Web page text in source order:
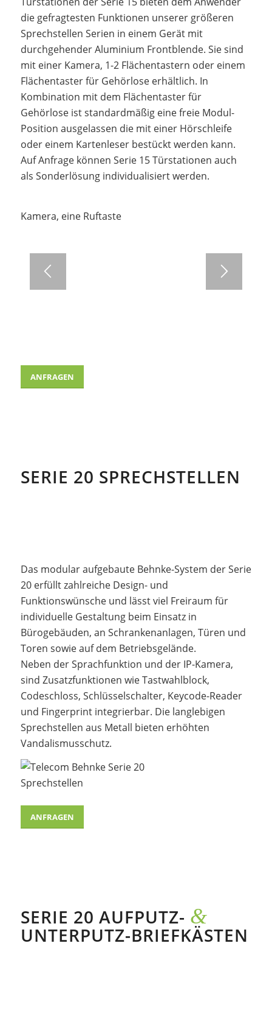
die gefragtesten Funktionen unserer größeren
Sprechstellen Serien in einem Gerät mit
durchgehender Aluminium Frontblende. Sie sind
mit einer Kamera, 1-2 Flächentastern oder einem
Flächentaster für Gehörlose erhältlich. In
Kombination mit dem Flächentaster für
Gehörlose ist standardmäßig eine freie Modul-
Position ausgelassen die mit einer Hörschleife
oder einem Kartenleser bestückt werden kann.
Auf Anfrage können Serie 15 Türstationen auch
als Sonderlösung individualisiert werden.
Kamera, eine Ruftaste
ANFRAGEN
SERIE 20 SPRECHSTELLEN
Das modular aufgebaute Behnke-System der Serie
20 erfüllt zahlreiche Design- und
Funktionswünsche und lässt viel Freiraum für
individuelle Gestaltung beim Einsatz in
Bürogebäuden, an Schrankenanlagen, Türen und
Toren sowie auf dem Betriebsgelände.
Neben der Sprachfunktion und der IP-Kamera,
sind Zusatzfunktionen wie Tastwahlblock,
Codeschloss, Schlüsselschalter, Keycode-Reader
und Fingerprint integrierbar. Die langlebigen
Sprechstellen aus Metall bieten erhöhten
Vandalismusschutz.
ANFRAGEN
SERIE 20 AUFPUTZ- &
UNTERPUTZ-BRIEFKÄSTEN